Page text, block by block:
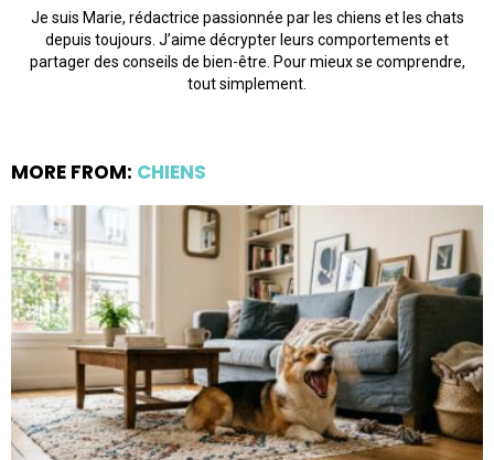
Je suis Marie, rédactrice passionnée par les chiens et les chats
depuis toujours. J’aime décrypter leurs comportements et
partager des conseils de bien-être. Pour mieux se comprendre,
tout simplement.
MORE FROM: CHIENS